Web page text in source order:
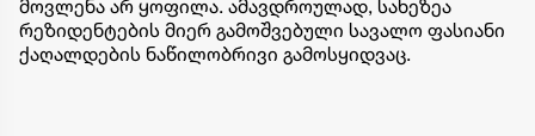
მოვლენა არ ყოფილა. ამავდროულად, სახეზეა
რეზიდენტების მიერ გამოშვებული სავალო ფასიანი
ქაღალდების ნაწილობრივი გამოსყიდვაც.